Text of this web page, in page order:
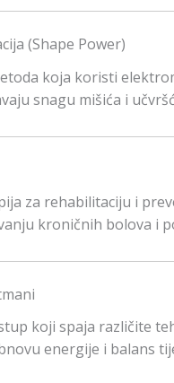
(Shape Power)
koja koristi
snagu mišića i
za rehabilitaciju i
kroničnih bolova i
koji spaja različite
energije i balans